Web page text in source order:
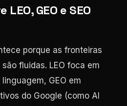
GEO e SEO
porque as fronteiras
fluidas. LEO foca em
GEO em
do Google (como AI